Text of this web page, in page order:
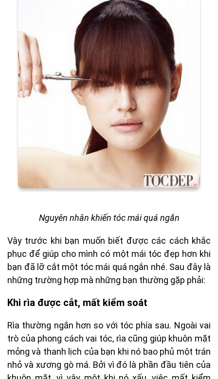
Nguyên nhân khiến tóc mái quá ngắn
Vậy trước khi bạn muốn biết được các cách khắc
phục để giúp cho mình có một mái tóc đẹp hơn khi
bạn đã lỡ cắt một tóc mái quá ngắn nhé. Sau đây là
những trường hợp mà những bạn thường gặp phải:
Khi rìa được cắt, mất kiểm soát
Rìa thường ngắn hơn so với tóc phía sau. Ngoài vai
trò của phong cách vai tóc, rìa cũng giúp khuôn mặt
mỏng và thanh lịch của bạn khi nó bao phủ một trán
nhỏ và xương gò má. Bởi vì đó là phần đầu tiên của